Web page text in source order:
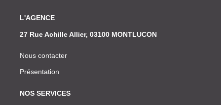
L'AGENCE
27 Rue Achille Allier, 03100 MONTLUCON
Nous contacter
Présentation
NOS SERVICES